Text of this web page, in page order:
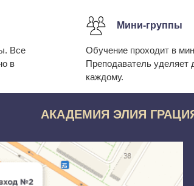
Все
в
Мини-группы
Обучение проходит в
Преподаватель уделяет
каждому.
АКАДЕМИЯ ЭЛИЯ